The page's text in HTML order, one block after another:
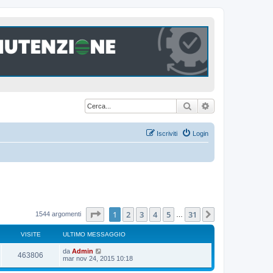
Cerca
Login
Iscriviti
1544 argomenti Pagina1 di
1 2 3 4 5 31
VISITE ULTIMO MESSAGGIO
463806
i
U
l
da Admin
mar nov 24, 2015 10:18